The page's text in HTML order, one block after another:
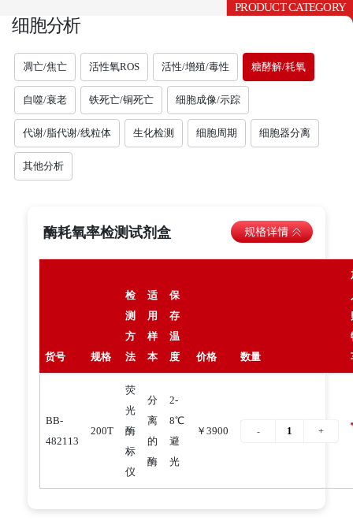
PRODUCT CATEGORY
细胞分析
凋亡/焦亡 活性氧ROS 活性/增殖/毒性 糖酵解/耗氧
自噬/衰老 铁死亡/铜死亡 细胞成像/示踪
代谢/脂代谢/线粒体 生化检测 细胞周期 细胞器分离
其他分析
酶耗氧率检测试剂盒
货号 规格
检
测
方
法
适
用
样
本
保
存
温
度
价格 数量
BB-
482113
200T
荧
光
酶
标
仪
分
离
的
酶
2-
8℃
避
光
￥3900